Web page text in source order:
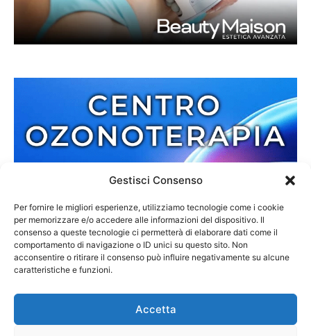
Gestisci Consenso
Per fornire le migliori esperienze, utilizziamo tecnologie come i cookie
per memorizzare e/o accedere alle informazioni del dispositivo. Il
consenso a queste tecnologie ci permetterà di elaborare dati come il
comportamento di navigazione o ID unici su questo sito. Non
acconsentire o ritirare il consenso può influire negativamente su alcune
caratteristiche e funzioni.
Accetta